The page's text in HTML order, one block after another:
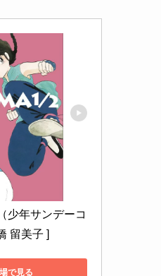
少年サンデーコ
留美子 ]
で見る